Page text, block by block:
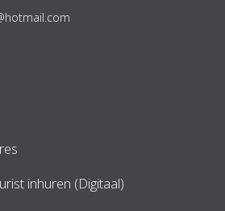
inhuren (Digitaal)